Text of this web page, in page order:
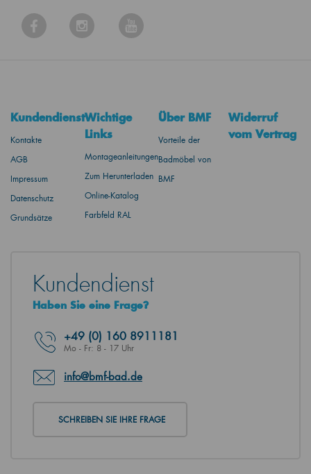
Kundendienst
Kontakte
AGB
Impressum
Datenschutz
Grundsätze
Wichtige
Links
Montageanleitungen
Zum Herunterladen
Online-Katalog
Farbfeld RAL
Über BMF
Vorteile der
Badmöbel von
BMF
Widerruf
vom Vertrag
Kundendienst
Haben Sie eine Frage?
+49 (0) 160 8911181
Mo - Fr: 8 - 17 Uhr
info@bmf-bad.de
SCHREIBEN SIE IHRE FRAGE